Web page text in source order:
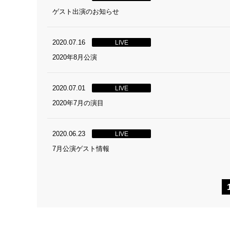
ゲスト出演のお知らせ
2020.07.16 LIVE
2020年8月公演
2020.07.01 LIVE
2020年7月の演目
2020.06.23 LIVE
7月公演ゲスト情報